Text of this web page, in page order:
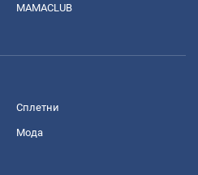
MAMACLUB
Сплетни
Мода